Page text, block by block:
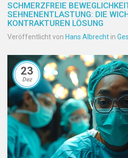
SCHMERZFREIE
SEHNENENTLASTUNG: DIE
KONTRAKTUREN LÖSUNG
Veröffentlicht von Hans Albrecht in
23
Dez